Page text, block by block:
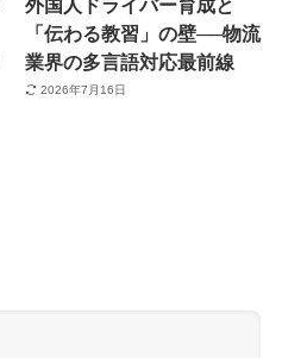
「伝わる教習」の壁──物流
業界の多言語対応最前線
2026年7月16日